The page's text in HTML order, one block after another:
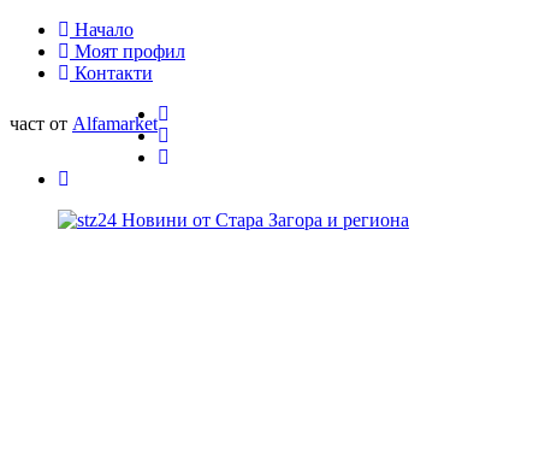
Начало
Моят профил
Контакти
част от Alfamarket